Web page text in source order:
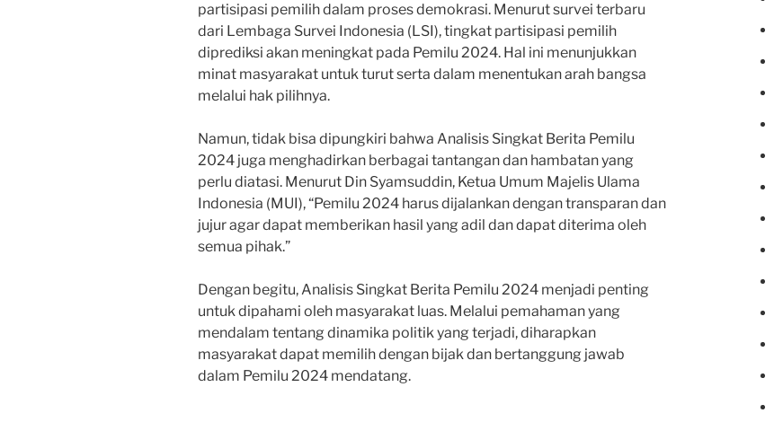
partisipasi pemilih dalam proses demokrasi. Menurut survei terbaru
dari Lembaga Survei Indonesia (LSI), tingkat partisipasi pemilih
diprediksi akan meningkat pada Pemilu 2024. Hal ini menunjukkan
minat masyarakat untuk turut serta dalam menentukan arah bangsa
melalui hak pilihnya.
Namun, tidak bisa dipungkiri bahwa Analisis Singkat Berita Pemilu
2024 juga menghadirkan berbagai tantangan dan hambatan yang
perlu diatasi. Menurut Din Syamsuddin, Ketua Umum Majelis Ulama
Indonesia (MUI), “Pemilu 2024 harus dijalankan dengan transparan dan
jujur agar dapat memberikan hasil yang adil dan dapat diterima oleh
semua pihak.”
Dengan begitu, Analisis Singkat Berita Pemilu 2024 menjadi penting
untuk dipahami oleh masyarakat luas. Melalui pemahaman yang
mendalam tentang dinamika politik yang terjadi, diharapkan
masyarakat dapat memilih dengan bijak dan bertanggung jawab
dalam Pemilu 2024 mendatang.